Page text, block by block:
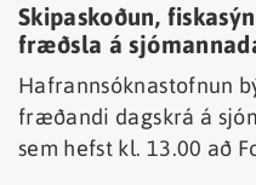
Skipaskoðun,
fræðsla á
Hafrannsóknastofnun
fræðandi dagskrá á
sem hefst kl. 13.00 að